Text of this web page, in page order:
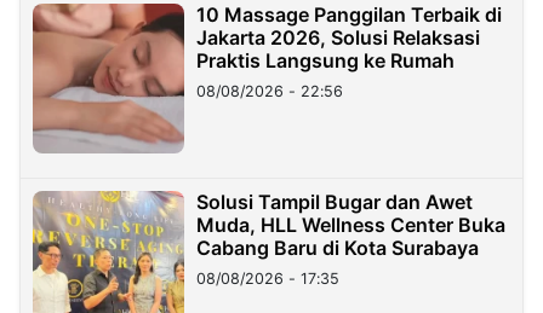
10 Massage Panggilan Terbaik di
Jakarta 2026, Solusi Relaksasi
Praktis Langsung ke Rumah
08/08/2026 - 22:56
Solusi Tampil Bugar dan Awet
Muda, HLL Wellness Center Buka
Cabang Baru di Kota Surabaya
08/08/2026 - 17:35